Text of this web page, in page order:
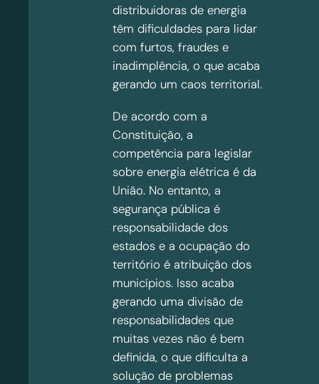
distribuidoras de energia
têm dificuldades para lidar
com furtos, fraudes e
inadimplência, o que acaba
gerando um caos territorial.
De acordo com a
Constituição, a
competência para legislar
sobre energia elétrica é da
União. No entanto, a
segurança pública é
responsabilidade dos
estados e a ocupação do
território é atribuição dos
municípios. Isso acaba
gerando uma divisão de
responsabilidades que
muitas vezes não é bem
definida, o que dificulta a
solução de problemas